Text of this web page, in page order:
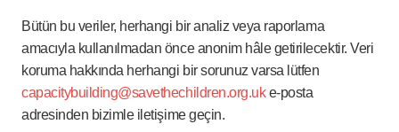
Bütün bu veriler, herhangi bir analiz veya raporlama
amacıyla kullanılmadan önce anonim hâle getirilecektir. Veri
koruma hakkında herhangi bir sorunuz varsa lütfen
capacitybuilding@savethechildren.org.uke-posta
adresinden bizimle iletişime geçin.